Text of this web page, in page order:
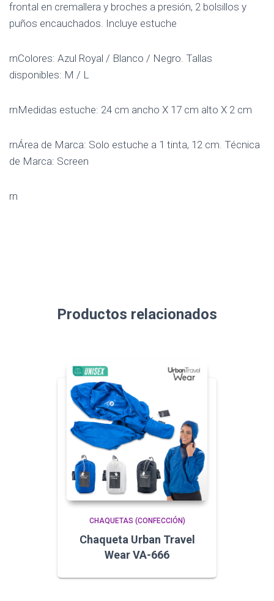
frontal en cremallera y broches a presión, 2 bolsillos y
puños encauchados. Incluye estuche
rnColores: Azul Royal / Blanco / Negro. Tallas
disponibles: M / L
rnMedidas estuche: 24 cm ancho X 17 cm alto X 2 cm
rnÁrea de Marca: Solo estuche a 1 tinta, 12 cm. Técnica
de Marca: Screen
rn
Productos relacionados
CHAQUETAS (CONFECCIÓN)
Chaqueta Urban Travel
Wear VA-666